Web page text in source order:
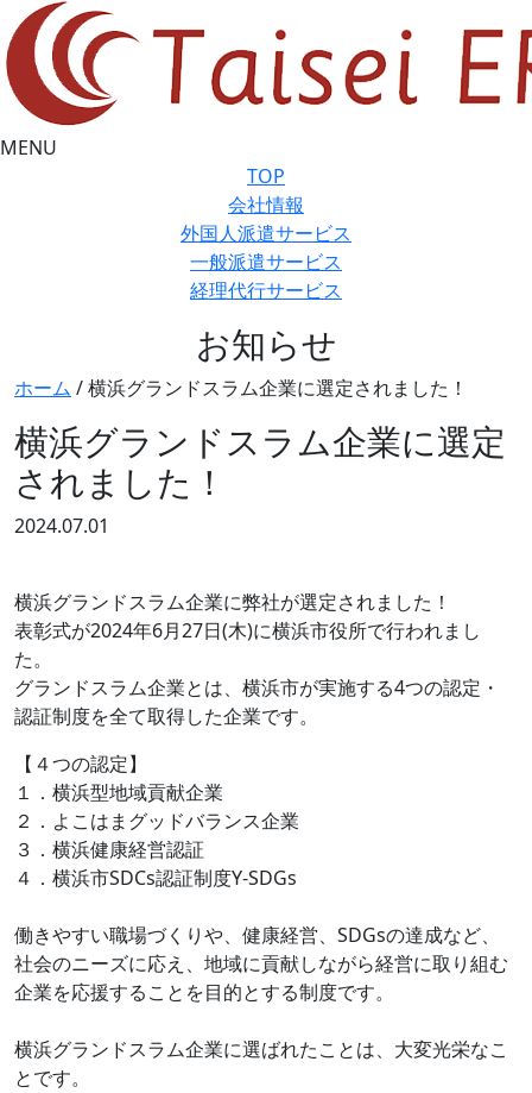
MENU
TOP
会社情報
外国人派遣サービス
一般派遣サービス
経理代行サービス
お知らせ
ホーム /横浜グランドスラム企業に選定されました！
横浜グランドスラム企業に選定
されました！
2024.07.01
横浜グランドスラム企業に弊社が選定されました！
表彰式が2024年6月27日(木)に横浜市役所で行われまし
た。
グランドスラム企業とは、横浜市が実施する4つの認定・
認証制度を全て取得した企業です。
【４つの認定】
１．横浜型地域貢献企業
２．よこはまグッドバランス企業
３．横浜健康経営認証
４．横浜市SDCs認証制度Y-SDGs
働きやすい職場づくりや、健康経営、SDGsの達成など、
社会のニーズに応え、地域に貢献しながら経営に取り組む
企業を応援することを目的とする制度です。
横浜グランドスラム企業に選ばれたことは、大変光栄なこ
とです。